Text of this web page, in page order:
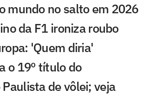
mundo no salto em 2026
da F1 ironiza roubo
'Quem diria'
o 19º título do
de vôlei; veja